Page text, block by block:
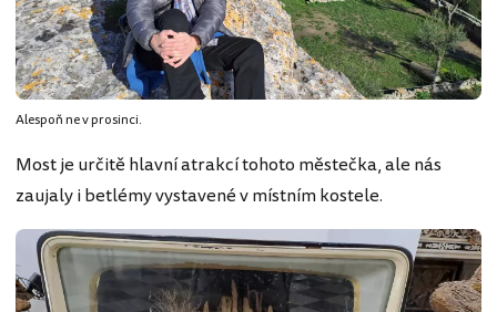
Alespoň ne v prosinci.
Most je určitě hlavní atrakcí tohoto městečka, ale nás
zaujaly i betlémy vystavené v místním kostele.